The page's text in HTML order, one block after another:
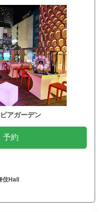
アガーデン
予約
伎Hall